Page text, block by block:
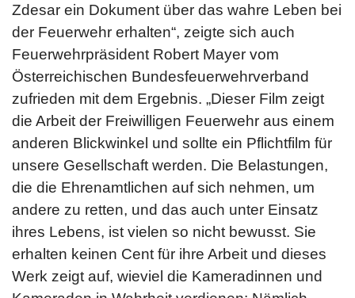
Zdesar ein Dokument über das wahre Leben bei
der Feuerwehr erhalten“, zeigte sich auch
Feuerwehrpräsident Robert Mayer vom
Österreichischen Bundesfeuerwehrverband
zufrieden mit dem Ergebnis. „Dieser Film zeigt
die Arbeit der Freiwilligen Feuerwehr aus einem
anderen Blickwinkel und sollte ein Pflichtfilm für
unsere Gesellschaft werden. Die Belastungen,
die die Ehrenamtlichen auf sich nehmen, um
andere zu retten, und das auch unter Einsatz
ihres Lebens, ist vielen so nicht bewusst. Sie
erhalten keinen Cent für ihre Arbeit und dieses
Werk zeigt auf, wieviel die Kameradinnen und